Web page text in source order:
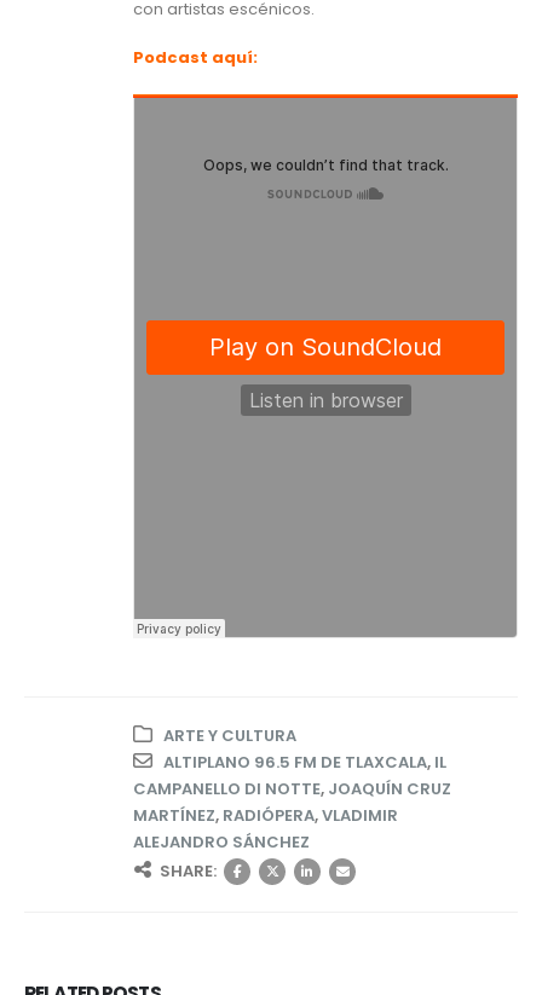
con artistas escénicos.
Podcast aquí:
ARTE Y CULTURA
ALTIPLANO 96.5 FM DE TLAXCALA, IL
CAMPANELLO DI NOTTE, JOAQUÍN CRUZ
MARTÍNEZ, RADIÓPERA,VLADIMIR
ALEJANDRO SÁNCHEZ
SHARE: